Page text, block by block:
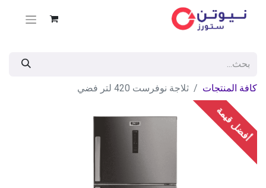
كافة المنتجات ثلاجة نوفرست 420 لتر فضي
أفضل قيمة